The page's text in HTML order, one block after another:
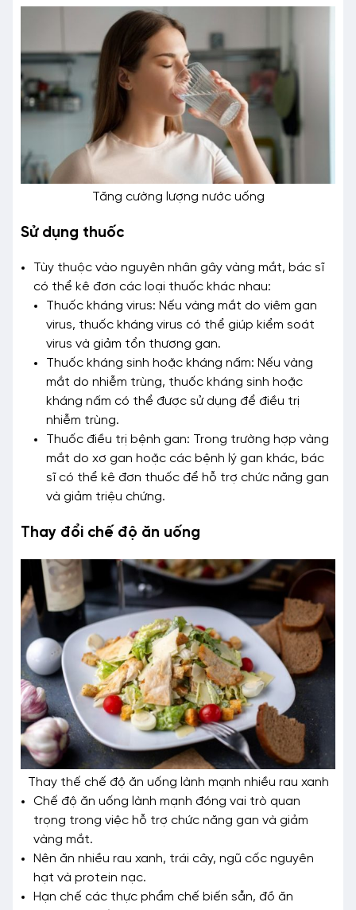
Tăng cường lượng nước uống
Sử dụng thuốc
Tùy thuộc vào nguyên nhân gây vàng mắt, bác sĩ
có thể kê đơn các loại thuốc khác nhau:
Thuốc kháng virus: Nếu vàng mắt do viêm gan
virus, thuốc kháng virus có thể giúp kiểm soát
virus và giảm tổn thương gan.
Thuốc kháng sinh hoặc kháng nấm: Nếu vàng
mắt do nhiễm trùng, thuốc kháng sinh hoặc
kháng nấm có thể được sử dụng để điều trị
nhiễm trùng.
Thuốc điều trị bệnh gan: Trong trường hợp vàng
mắt do xơ gan hoặc các bệnh lý gan khác, bác
sĩ có thể kê đơn thuốc để hỗ trợ chức năng gan
và giảm triệu chứng.
Thay đổi chế độ ăn uống
Thay thế chế độ ăn uống lành mạnh nhiều rau xanh
Chế độ ăn uống lành mạnh đóng vai trò quan
trọng trong việc hỗ trợ chức năng gan và giảm
vàng mắt.
Nên ăn nhiều rau xanh, trái cây, ngũ cốc nguyên
hạt và protein nạc.
Hạn chế các thực phẩm chế biến sẵn, đồ ăn